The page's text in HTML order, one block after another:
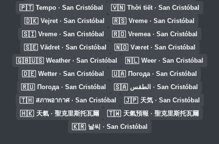
🇵🇹 Tempo · San Cristóbal 🇻🇳 Thời tiết · San Cristóbal
🇩🇰 Vejret · San Cristóbal 🇷🇸 Vreme · San Cristóbal
🇸🇮 Vreme · San Cristóbal 🇷🇴 Vremea · San Cristóbal
🇸🇪 Vädret · San Cristóbal 🇳🇴 Været · San Cristóbal
🇬🇧🇺🇸 Weather · San Cristóbal 🇳🇱 Weer · San Cristóbal
🇩🇪 Wetter · San Cristóbal 🇺🇦 Погода · San Cristóbal
🇷🇺 Погода · San Cristóbal 🇸🇦 الطقس · San Cristóbal
🇹🇭 สภาพอากาศ · San Cristóbal 🇯🇵 天気 · San Cristóbal
🇭🇰 天氣 · 聖克里斯托瓦爾 🇹🇼 天氣預報 · 聖克里斯托瓦爾
🇰🇷 날씨 · San Cristóbal